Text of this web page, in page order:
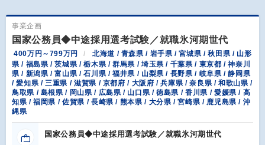
事業企画
国家公務員◆中途採用選考試験／就職氷河期世代
400万円～799万円
北海道 / 青森県 / 岩手県 / 宮城県 / 秋田県 / 山形
県 / 福島県 / 茨城県 / 栃木県 / 群馬県 / 埼玉県 / 千葉県 / 東京都 / 神奈川
県 / 新潟県 / 富山県 / 石川県 / 福井県 / 山梨県 / 長野県 / 岐阜県 / 静岡県
/ 愛知県 / 三重県 / 滋賀県 / 京都府 / 大阪府 / 兵庫県 / 奈良県 / 和歌山県 /
鳥取県 / 島根県 / 岡山県 / 広島県 / 山口県 / 徳島県 / 香川県 / 愛媛県 / 高
知県 / 福岡県 / 佐賀県 / 長崎県 / 熊本県 / 大分県 / 宮崎県 / 鹿児島県 / 沖
縄県
国家公務員◆中途採用選考試験／就職氷河期世代